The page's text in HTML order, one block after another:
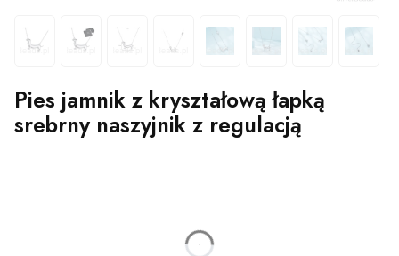
Pies jamnik z kryształową łapką
srebrny naszyjnik z regulacją
godzin